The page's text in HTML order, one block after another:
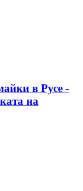
в Русе -
на